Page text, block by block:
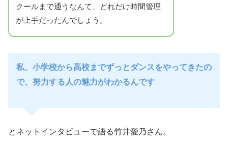
クールまで通うなんて、どれだけ時間管理
が上手だったんでしょう。
私、小学校から高校までずっとダンスをやってきたの
で、努力する人の魅力がわかるんです
とネットインタビューで語る竹井愛乃さん。